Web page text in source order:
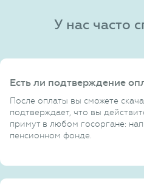
У нас часто
Есть ли подтверждение
После оплаты вы сможете
подтверждает, что вы
примут в любом госоргане:
пенсионном фонде.